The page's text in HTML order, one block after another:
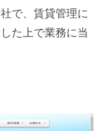
で、賃貸管理に
た上で業務に当